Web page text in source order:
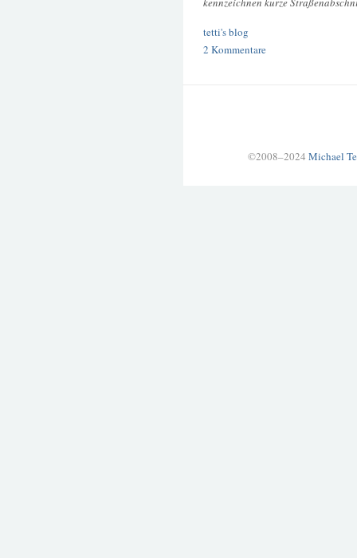
tetti's blog
2 Kommentare
©2008–2024 Michael